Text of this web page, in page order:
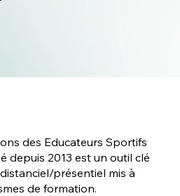
des Educateurs Sportifs
depuis 2013 est un outil clé
présentiel mis à
de formation.